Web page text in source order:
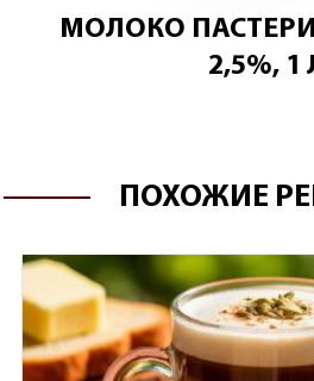
МОЛОКО
2,5%, 1
ПОХОЖИЕ